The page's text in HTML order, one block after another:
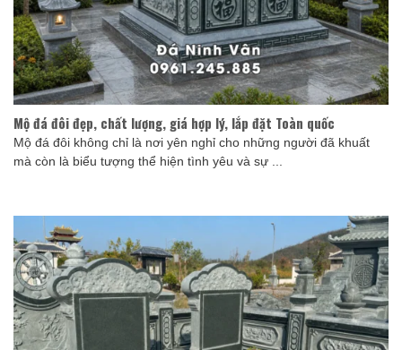
Mộ đá đôi đẹp, chất lượng, giá hợp lý, lắp đặt Toàn quốc
Mộ đá đôi không chỉ là nơi yên nghỉ cho những người đã khuất
mà còn là biểu tượng thể hiện tình yêu và sự ...